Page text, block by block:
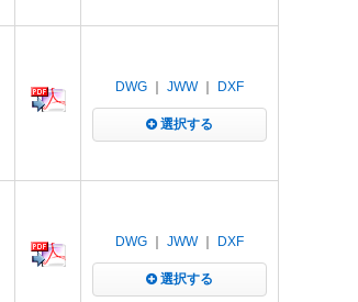
DWG JWW｜ DXF
選択する
DWG JWW｜ DXF
選択する